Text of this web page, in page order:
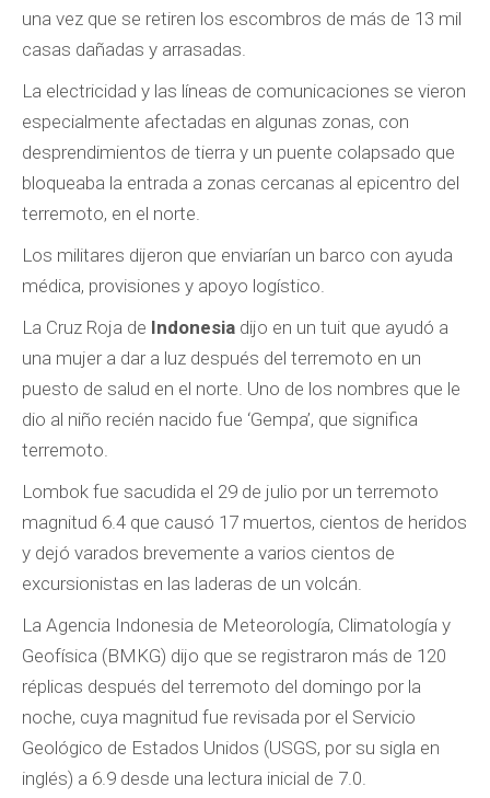
una vez que se retiren los escombros de más de 13 mil
casas dañadas y arrasadas.
La electricidad y las líneas de comunicaciones se vieron
especialmente afectadas en algunas zonas, con
desprendimientos de tierra y un puente colapsado que
bloqueaba la entrada a zonas cercanas al epicentro del
terremoto, en el norte.
Los militares dijeron que enviarían un barco con ayuda
médica, provisiones y apoyo logístico.
La Cruz Roja de Indonesia dijo en un tuit que ayudó a
una mujer a dar a luz después del terremoto en un
puesto de salud en el norte. Uno de los nombres que le
dio al niño recién nacido fue ‘Gempa’, que significa
terremoto.
Lombok fue sacudida el 29 de julio por un terremoto
magnitud 6.4 que causó 17 muertos, cientos de heridos
y dejó varados brevemente a varios cientos de
excursionistas en las laderas de un volcán.
La Agencia Indonesia de Meteorología, Climatología y
Geofísica (BMKG) dijo que se registraron más de 120
réplicas después del terremoto del domingo por la
noche, cuya magnitud fue revisada por el Servicio
Geológico de Estados Unidos (USGS, por su sigla en
inglés) a 6.9 desde una lectura inicial de 7.0.